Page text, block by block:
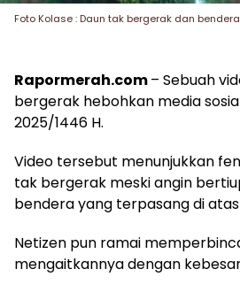
Foto Kolase : Daun tak bergerak dan
Rapormerah.com– Sebuah
bergerak hebohkan media
2025/1446 H.
Video tersebut menunjukkan
tak bergerak meski angin
bendera yang terpasang di
Netizen pun ramai
mengaitkannya dengan